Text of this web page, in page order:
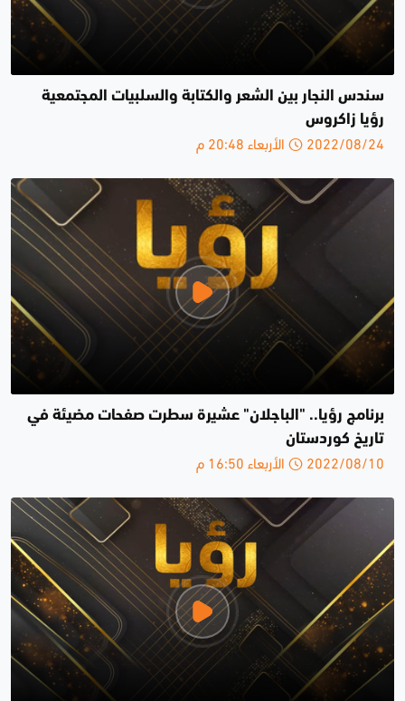
سندس النجار بين الشعر والكتابة والسلبيات المجتمعية
رؤيا زاكروس
2022/08/24 الأربعاء 20:48 م
برنامج رؤيا.. "الباجلان" عشيرة سطرت صفحات مضيئة في
تاريخ كوردستان
2022/08/10 الأربعاء 16:50 م